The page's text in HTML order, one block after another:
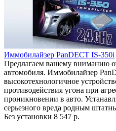
Иммобилайзер PanDECT IS-350i
Предлагаем вашему вниманию
автомобиля. Иммобилайзер
высокотехнологичное
противодействия угона при
проникновении в авто.
серьезного вреда родным
Без установки 8 547 р.